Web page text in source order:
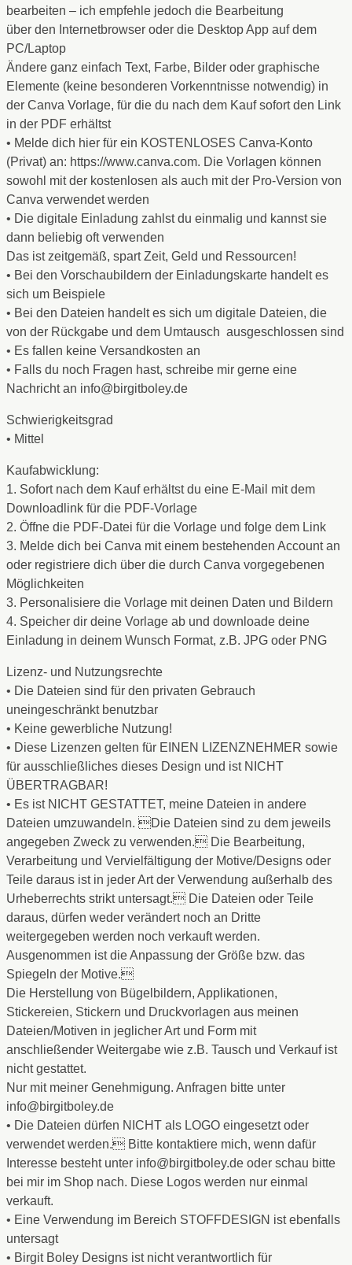
bearbeiten – ich empfehle jedoch die Bearbeitung
über den Internetbrowser oder die Desktop App auf dem
PC/Laptop
Ändere ganz einfach Text, Farbe, Bilder oder graphische
Elemente (keine besonderen Vorkenntnisse notwendig) in
der Canva Vorlage, für die du nach dem Kauf sofort den Link
in der PDF erhältst
• Melde dich hier für ein KOSTENLOSES Canva-Konto
(Privat) an: https://www.canva.com. Die Vorlagen können
sowohl mit der kostenlosen als auch mit der Pro-Version von
Canva verwendet werden
• Die digitale Einladung zahlst du einmalig und kannst sie
dann beliebig oft verwenden
Das ist zeitgemäß, spart Zeit, Geld und Ressourcen!
• Bei den Vorschaubildern der Einladungskarte handelt es
sich um Beispiele
• Bei den Dateien handelt es sich um digitale Dateien, die
von der Rückgabe und dem Umtausch ausgeschlossen sind
• Es fallen keine Versandkosten an
• Falls du noch Fragen hast, schreibe mir gerne eine
Nachricht an info@birgitboley.de
Schwierigkeitsgrad
• Mittel
Kaufabwicklung:
1. Sofort nach dem Kauf erhältst du eine E-Mail mit dem
Downloadlink für die PDF-Vorlage
2. Öffne die PDF-Datei für die Vorlage und folge dem Link
3. Melde dich bei Canva mit einem bestehenden Account an
oder registriere dich über die durch Canva vorgegebenen
Möglichkeiten
3. Personalisiere die Vorlage mit deinen Daten und Bildern
4. Speicher dir deine Vorlage ab und downloade deine
Einladung in deinem Wunsch Format, z.B. JPG oder PNG
Lizenz- und Nutzungsrechte
• Die Dateien sind für den privaten Gebrauch
uneingeschränkt benutzbar
• Keine gewerbliche Nutzung!
• Diese Lizenzen gelten für EINEN LIZENZNEHMER sowie
für ausschließliches dieses Design und ist NICHT
ÜBERTRAGBAR!
• Es ist NICHT GESTATTET, meine Dateien in andere
Dateien umzuwandeln. Die Dateien sind zu dem jeweils
angegeben Zweck zu verwenden. Die Bearbeitung,
Verarbeitung und Vervielfältigung der Motive/Designs oder
Teile daraus ist in jeder Art der Verwendung außerhalb des
Urheberrechts strikt untersagt. Die Dateien oder Teile
daraus, dürfen weder verändert noch an Dritte
weitergegeben werden noch verkauft werden.
Ausgenommen ist die Anpassung der Größe bzw. das
Spiegeln der Motive.
Die Herstellung von Bügelbildern, Applikationen,
Stickereien, Stickern und Druckvorlagen aus meinen
Dateien/Motiven in jeglicher Art und Form mit
anschließender Weitergabe wie z.B. Tausch und Verkauf ist
nicht gestattet.
Nur mit meiner Genehmigung. Anfragen bitte unter
info@birgitboley.de
• Die Dateien dürfen NICHT als LOGO eingesetzt oder
verwendet werden. Bitte kontaktiere mich, wenn dafür
Interesse besteht unter info@birgitboley.de oder schau bitte
bei mir im Shop nach. Diese Logos werden nur einmal
verkauft.
• Eine Verwendung im Bereich STOFFDESIGN ist ebenfalls
untersagt
• Birgit Boley Designs ist nicht verantwortlich für